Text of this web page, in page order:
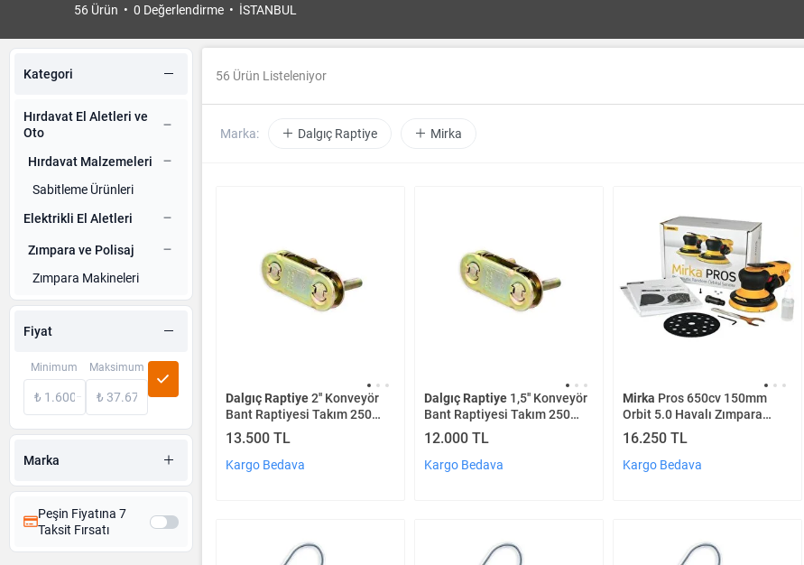
56 Ürün • 0 Değerlendirme • İSTANBUL
Kategori
Hırdavat El Aletleri ve
Oto
Hırdavat Malzemeleri
Sabitleme Ürünleri
Elektrikli El Aletleri
Zımpara ve Polisaj
Zımpara Makineleri
Fiyat
Minimum Maksimum
Marka
Peşin Fiyatına 7
Taksit Fırsatı
56 Ürün Listeleniyor
Marka: Dalgıç Raptiye Mirka
Dalgıç Raptiye2'' Konveyör
Bant Raptiyesi Takım 250
Adet
13.500 TL
Kargo Bedava
Dalgıç Raptiye1,5'' Konveyör
Bant Raptiyesi Takım 250
Adet
12.000 TL
Kargo Bedava
Mirka Pros 650cv 150mm
Orbit 5.0 Havalı Zımpara
Makinesi
16.250 TL
Kargo Bedava